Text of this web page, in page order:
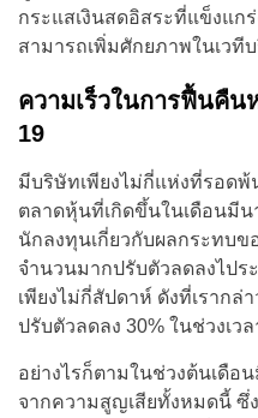
กระแสเงินสดอิสระที่แข็งแก
สามารถเพิ่มศักยภาพในเวที
ความเร็วในการฟื้นคืน
19
มีบริษัทเพียงไม่กี่แห่งที่รอด
ตลาดหุ้นที่เกิดขึ้นในเดือนมี
นักลงทุนเกี่ยวกับผลกระทบข
จำนวนมากปรับตัวลดลงไปร
เพียงไม่กี่สัปดาห์ ดังที่เราก
ปรับตัวลดลง 30% ในช่วงเว
อย่างไรก็ตามในช่วงต้นเดือ
จากความสูญเสียทั้งหมดนี้ ซึ่